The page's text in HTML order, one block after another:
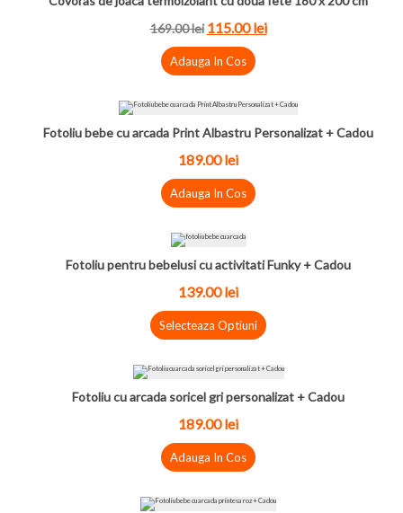
169.00 lei 115.00 lei
Adauga In Cos
Fotoliu bebe cu arcada Print Albastru Personalizat + Cadou
189.00 lei
Adauga In Cos
Fotoliu pentru bebelusi cu activitati Funky + Cadou
139.00 lei
Selecteaza Optiuni
Fotoliu cu arcada soricel gri personalizat + Cadou
189.00 lei
Adauga In Cos